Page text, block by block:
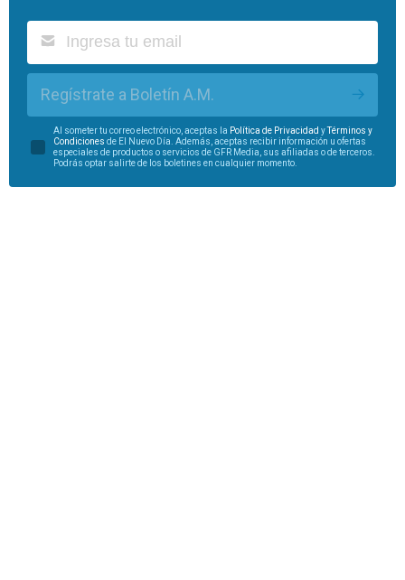
Regístrate a Boletín A.M.
Al someter tu correo electrónico, aceptas la Política de Privacidad yTérminos y
Condiciones de El Nuevo Día. Además, aceptas recibir información u ofertas
especiales de productos o servicios de GFR Media, sus afiliadas o de terceros.
Podrás optar salirte de los boletines en cualquier momento.